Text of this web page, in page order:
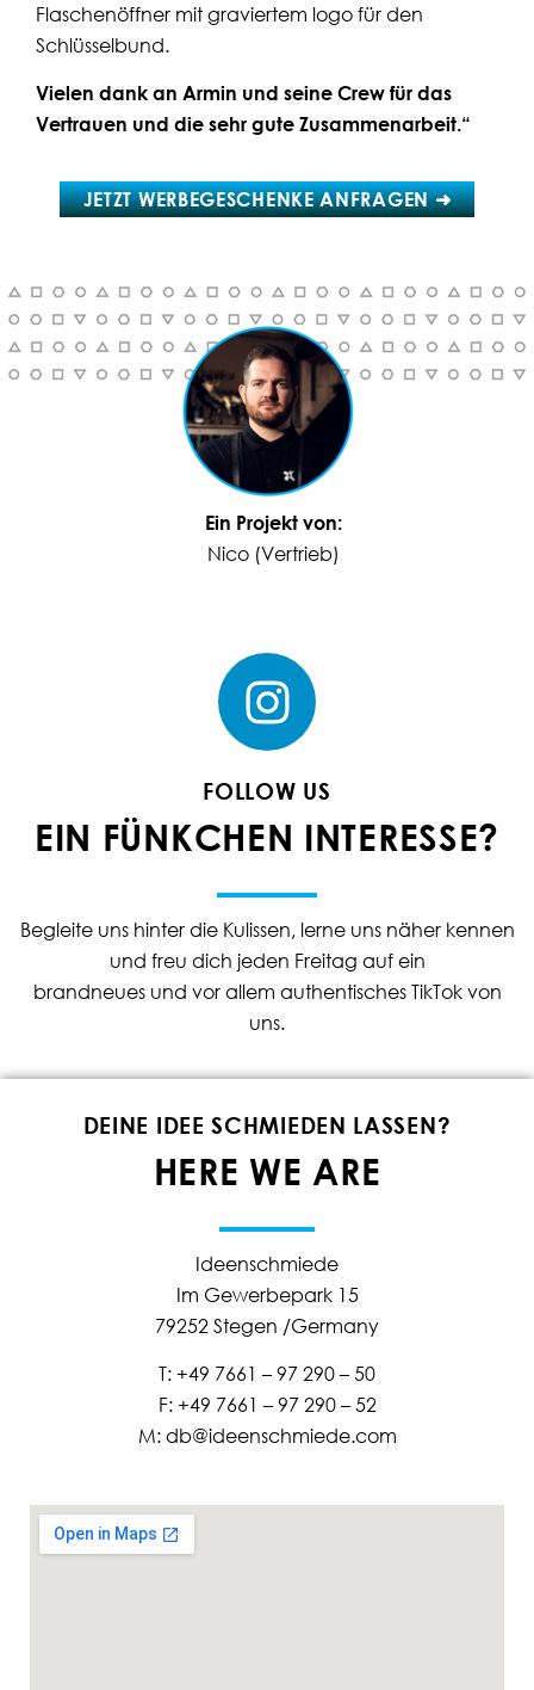
Flaschenöffner mit graviertem logo für den
Schlüsselbund.
Vielen dank an Armin und seine Crew für das
Vertrauen und die sehr gute Zusammenarbeit.“
JETZT WERBEGESCHENKE ANFRAGEN ➜
Ein Projekt von:
Nico (Vertrieb)
FOLLOW US
EIN FÜNKCHEN INTERESSE?
Begleite uns hinter die Kulissen, lerne uns näher kennen
und freu dich jeden Freitag auf ein
brandneues und vor allem authentisches TikTok von
uns.
DEINE IDEE SCHMIEDEN LASSEN?
HERE WE ARE
Ideenschmiede
Im Gewerbepark 15
79252 Stegen /Germany
T: +49 7661 – 97 290 – 50
F: +49 7661 – 97 290 – 52
M: db@ideenschmiede.com